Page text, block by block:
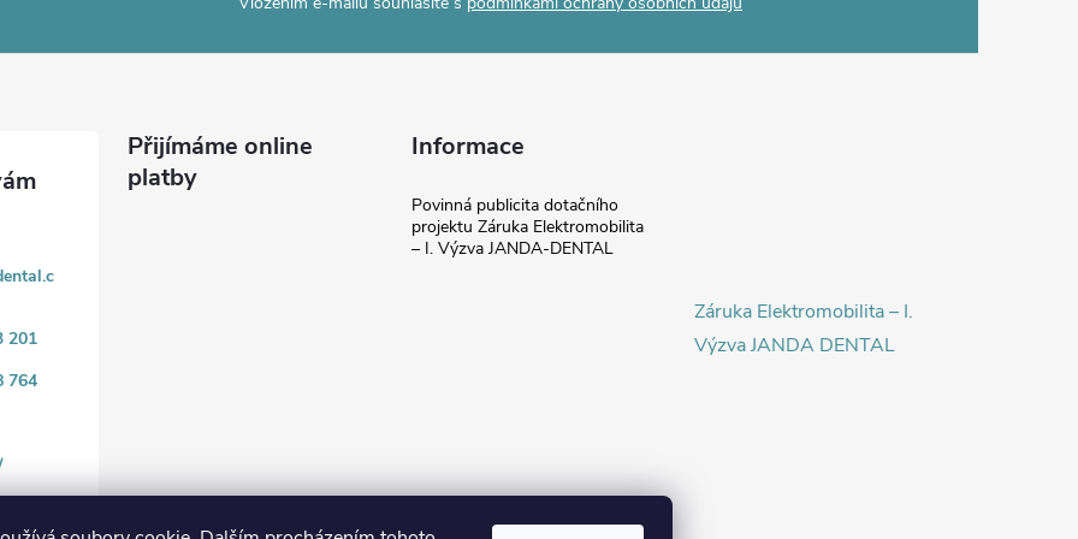
201
764
Přijímáme online
platby
Informace
Povinná publicita dotačního
projektu Záruka Elektromobilita
– I. Výzva JANDA-DENTAL
Záruka Elektromobilita – I.
Výzva JANDA DENTAL